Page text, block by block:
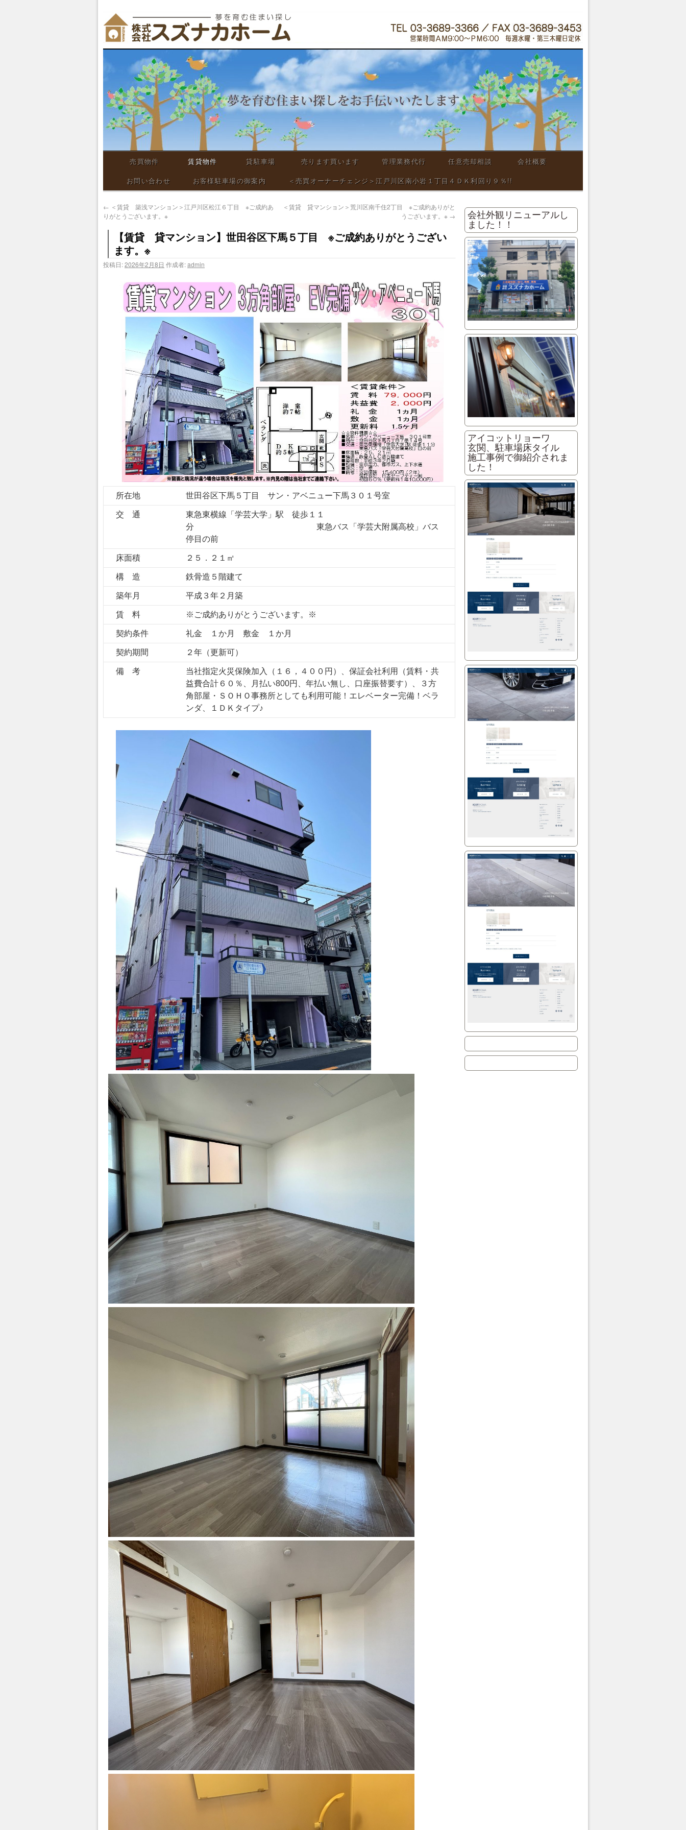
売買物件 賃貸物件 貸駐車場 売ります買います 管理業務代行 任意売却相談
会社概要
お問い合わせ
お客様駐車場の御案内 ＜売買オーナーチェンジ＞江戸川区南小岩１丁目４ＤＫ利回り９％!!
← ＜賃貸 築浅マンション＞江戸川区松江６丁目 ※ご成約あ
りがとうございます。※
＜賃貸 貸マンション＞荒川区南千住2丁目 ※ご成約ありがと
うございます。※ →
【賃貸 貸マンション】世田谷区下馬５丁目 ※ご成約ありがとうござい
ます。※
投稿日:2026年2月8日 作成者:admin
所在地 世田谷区下馬５丁目 サン・アベニュー下馬３０１号室
交 通
東急東横線「学芸大学」駅 徒歩１１
分 東急バス「学芸大附属高校」バス
停目の前
床面積 ２５．２１㎡
構 造 鉄骨造５階建て
築年月 平成３年２月築
賃 料 ※ご成約ありがとうございます。※
契約条件 礼金 １か月 敷金 １か月
契約期間 ２年（更新可）
備 考
当社指定火災保険加入（１６，４００円）、保証会社利用（賃料・共
益費合計６０％、月払い800円、年払い無し、口座振替要す）、３方
角部屋・ＳＯＨＯ事務所としても利用可能！エレベーター完備！ベラ
ンダ、１ＤＫタイプ♪
会社外観リニューアルし
ました！！
アイコットリョーワ
玄関、駐車場床タイル
施工事例で御紹介されま
した！